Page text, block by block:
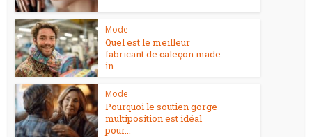
Mode
Quel est le meilleur
fabricant de caleçon made
in...
Mode
Pourquoi le soutien gorge
multiposition est idéal
pour...